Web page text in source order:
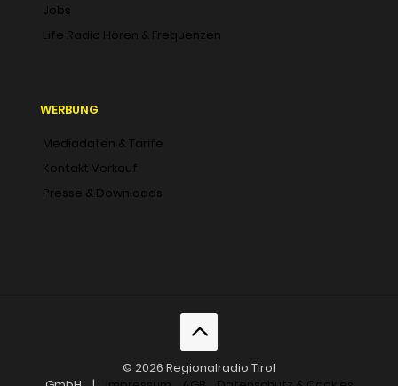
Jobs
Life Radio Hören & Frequenzen
WERBUNG
Mediadaten & Tarife
Kontakt Verkauf
Presse & Downloads
© 2026 Regionalradio Tirol